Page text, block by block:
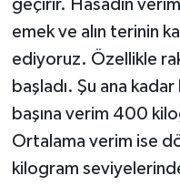
geçirir. Hasadın
emek ve alın terinin
ediyoruz. Özellikle
başladı. Şu ana
başına verim 400
Ortalama verim ise
kilogram